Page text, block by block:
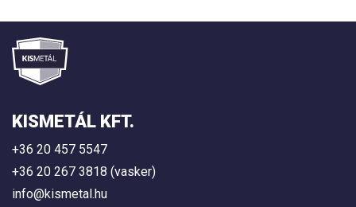
KISMETÁL KFT.
+36 20 457 5547
+36 20 267 3818 (vasker)
info@kismetal.hu